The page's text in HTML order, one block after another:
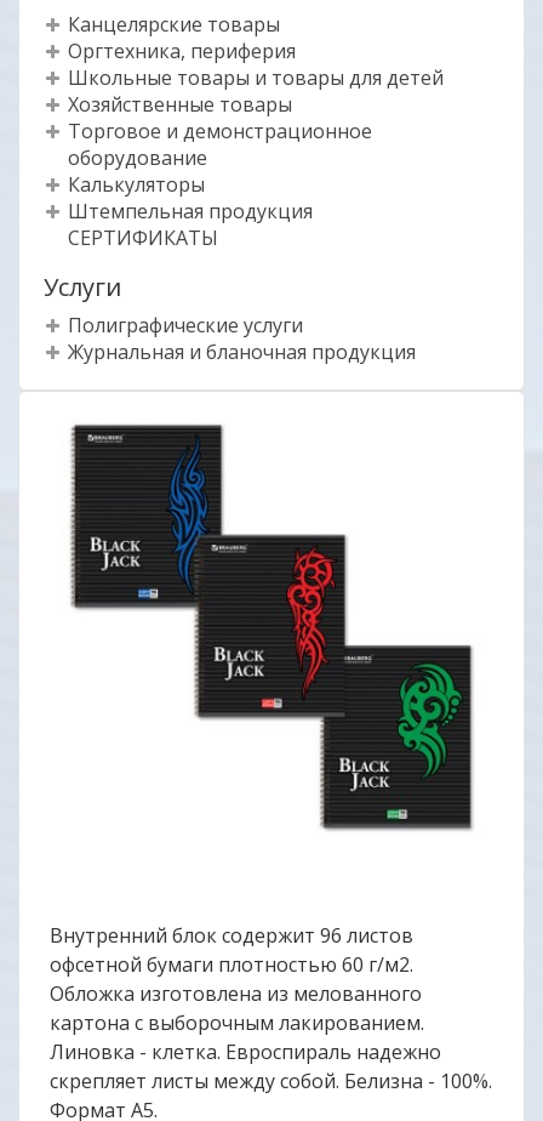
Канцелярские товары
Оргтехника, периферия
Школьные товары и товары для детей
Хозяйственные товары
Торговое и демонстрационное
оборудование
Калькуляторы
Штемпельная продукция
СЕРТИФИКАТЫ
Услуги
Полиграфические услуги
Журнальная и бланочная продукция
Внутренний блок содержит 96 листов
офсетной бумаги плотностью 60 г/м2.
Обложка изготовлена из мелованного
картона с выборочным лакированием.
Линовка - клетка. Евроспираль надежно
скрепляет листы между собой. Белизна - 100%.
Формат А5.